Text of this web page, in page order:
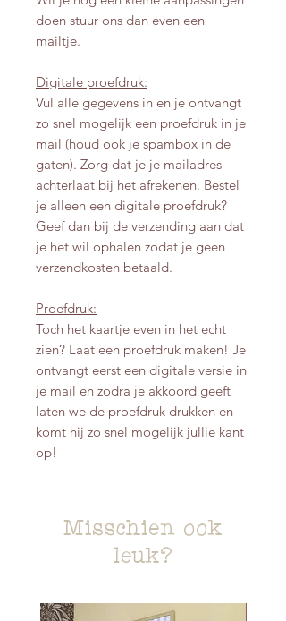
doen stuur ons dan even een
mailtje.
Digitale proefdruk:
Vul alle gegevens in en je ontvangt
zo snel mogelijk een proefdruk in je
mail (houd ook je spambox in de
gaten). Zorg dat je je mailadres
achterlaat bij het afrekenen. Bestel
je alleen een digitale proefdruk?
Geef dan bij de verzending aan dat
je het wil ophalen zodat je geen
verzendkosten betaald.
Proefdruk:
Toch het kaartje even in het echt
zien? Laat een proefdruk maken! Je
ontvangt eerst een digitale versie in
je mail en zodra je akkoord geeft
laten we de proefdruk drukken en
komt hij zo snel mogelijk jullie kant
op!
Misschien ook
leuk?